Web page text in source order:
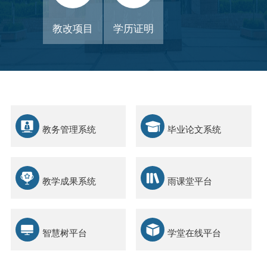
教改项目 学历证明
教务管理系统 毕业论文系统
教学成果系统 雨课堂平台
智慧树平台 学堂在线平台